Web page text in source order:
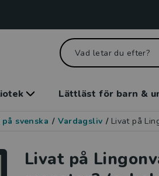
Lättläst för barn &
svenska / Vardagsliv / Livat på
Livat på